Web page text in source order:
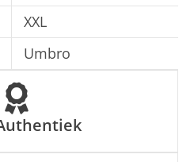
t
i
v
e
:
XXL
Umbro